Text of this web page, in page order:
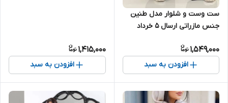
ست وست و شلوار مدل طنین
جنس مازراتی ارسال ۵ خرداد
1,549,000
افزودن به سبد
1,415,000
افزودن به سبد